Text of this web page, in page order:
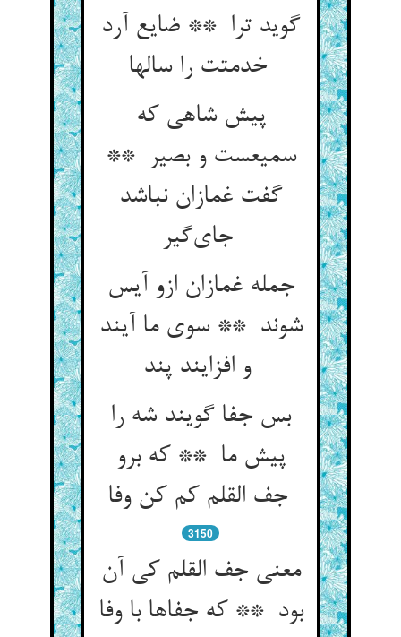
گوید ترا ** ضایع آرد
خدمتت را سالها
پیش شاهی که
سمیعست و بصیر **
گفت غمازان نباشد
جای‌گیر
جمله غمازان ازو آیس
شوند ** سوی ما آیند
و افزایند پند
بس جفا گویند شه را
پیش ما ** که برو
جف القلم کم کن وفا
3150
معنی جف القلم کی آن
بود ** که جفاها با وفا